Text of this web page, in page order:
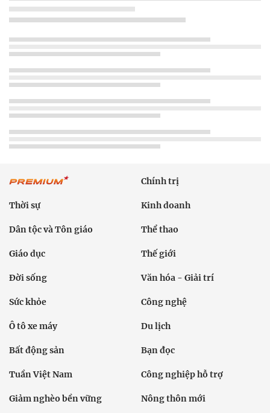
Chính trị
Thời sự Kinh doanh
Dân tộc và Tôn giáo Thể thao
Giáo dục Thế giới
Đời sống Văn hóa - Giải trí
Sức khỏe Công nghệ
Ô tô xe máy Du lịch
Bất động sản Bạn đọc
Tuần Việt Nam Công nghiệp hỗ trợ
Giảm nghèo bền vững Nông thôn mới